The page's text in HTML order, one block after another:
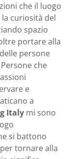
che il luogo
curiosità del
spazio
portare alla
persone
che
e
a
Italy mi sono
si battono
tornare alla